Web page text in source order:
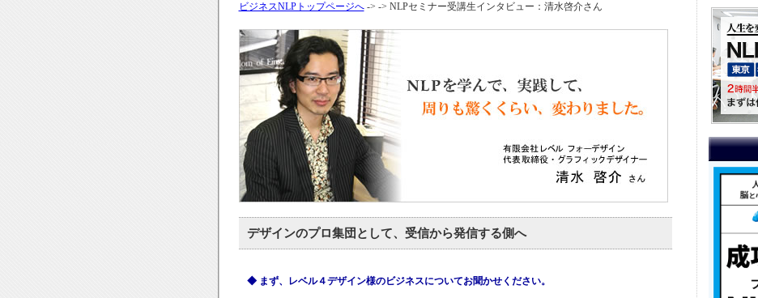
ビジネスNLPトップページへ-> -> NLPセミナー受講生インタビュー：清水啓介さん
デザインのプロ集団として、受信から発信する側へ
◆ まず、レベル４デザイン様のビジネスについてお聞かせください。